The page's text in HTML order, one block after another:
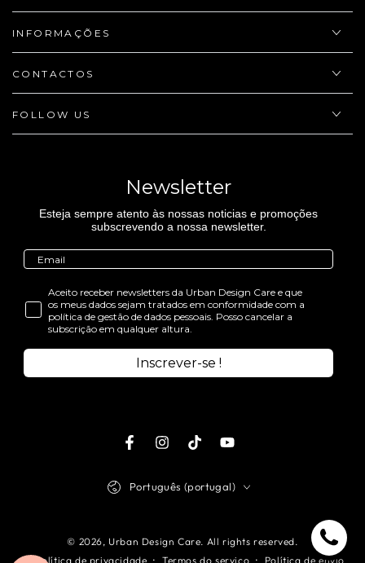
INFORMAÇÕES
CONTACTOS
FOLLOW US
Newsletter
Esteja sempre atento às nossas noticias e promoções
subscrevendo a nossa newsletter.
Aceito receber newsletters da Urban Design Care e que
os meus dados sejam tratados em conformidade com a
política de gestão de dados pessoais. Posso cancelar a
subscrição em qualquer altura.
Inscrever-se !
FacebookInstagramTikTokYoutube
© 2026, Urban Design Care. All rights reserved.
Política de privacidade
Termos do serviço Política de envio
Português (portugal)